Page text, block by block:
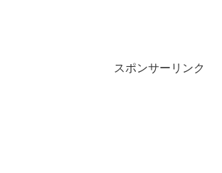
スポンサーリンク